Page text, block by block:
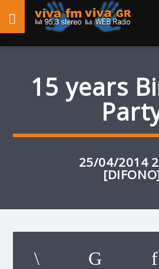
15 years
25/04/2014